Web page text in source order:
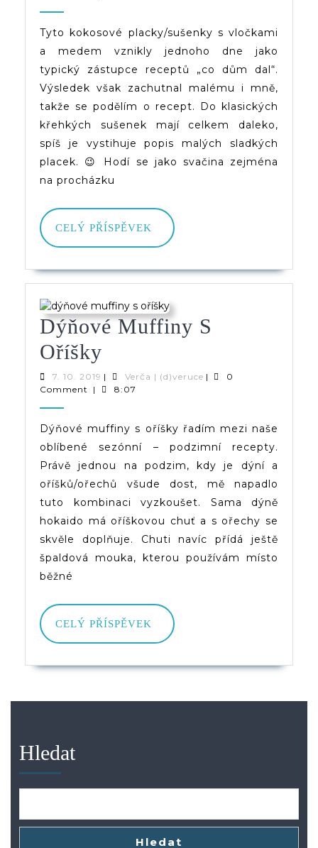
Vločkami
A
Medem
Tyto kokosové placky/sušenky s vločkami
a medem vznikly jednoho dne jako
typický zástupce receptů „co dům dal“.
Výsledek však zachutnal malému i mně,
takže se podělím o recept. Do klasických
křehkých sušenek mají celkem daleko,
spíš je vystihuje popis malých sladkých
placek. 😉 Hodí se jako svačina zejména
na procházku
CELÝ PŘÍSPĚVEK
CELÝ
PŘÍSPĚVEK
Dýňové Muffiny S
Oříšky
Muffiny
Oříšky
7. 10. 2019 7.
10.
| Verča | (d)veruceVerča
|
0
Comment
| 8:07
Dýňové muffiny s oříšky řadím mezi naše
oblíbené sezónní – podzimní recepty.
Právě jednou na podzim, kdy je dýní a
oříšků/ořechů všude dost, mě napadlo
tuto kombinaci vyzkoušet. Sama dýně
hokaido má oříškovou chuť a s ořechy se
skvěle doplňuje. Chuti navíc přídá ještě
špaldová mouka, kterou používám místo
běžné
CELÝ PŘÍSPĚVEK
CELÝ
PŘÍSPĚVEK
Hledat
Hledat